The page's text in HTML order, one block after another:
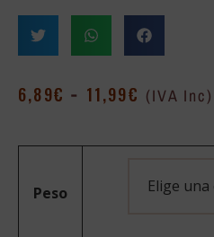
6,89€ - 11,99€ (IVA Inc)
Peso